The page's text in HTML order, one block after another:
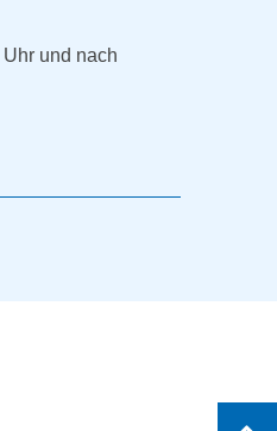
Uhr und nach